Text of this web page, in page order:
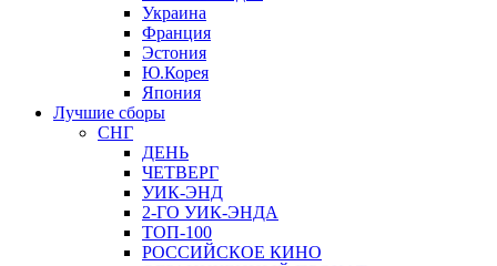
Украина
Франция
Эстония
Ю.Корея
Япония
Лучшие сборы
СНГ
ДЕНЬ
ЧЕТВЕРГ
УИК-ЭНД
2-ГО УИК-ЭНДА
ТОП-100
РОССИЙСКОЕ КИНО